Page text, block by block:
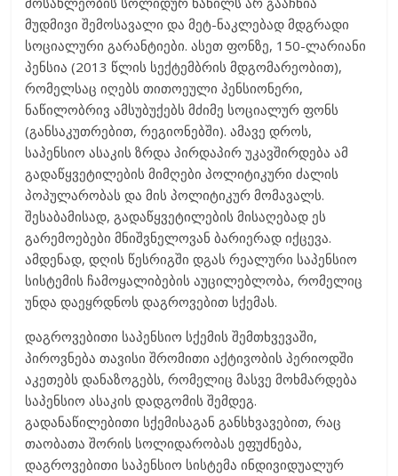
მუდმივი შემოსავალი და მეტ-ნაკლებად მდგრადი
სოციალური გარანტიები. ასეთ ფონზე, 150-ლარიანი
პენსია (2013 წლის სექტემბრის მდგომარეობით),
რომელსაც იღებს თითოეული პენსიონერი,
ნაწილობრივ ამსუბუქებს მძიმე სოციალურ ფონს
(განსაკუთრებით, რეგიონებში). ამავე დროს,
საპენსიო ასაკის ზრდა პირდაპირ უკავშირდება ამ
გადაწყვეტილების მიმღები პოლიტიკური ძალის
პოპულარობას და მის პოლიტიკურ მომავალს.
შესაბამისად, გადაწყვეტილების მისაღებად ეს
გარემოებები მნიშვნელოვან ბარიერად იქცევა.
ამდენად, დღის წესრიგში დგას რეალური საპენსიო
სისტემის ჩამოყალიბების აუცილებლობა, რომელიც
უნდა დაეყრდნოს დაგროვებით სქემას.
დაგროვებითი საპენსიო სქემის შემთხვევაში,
პიროვნება თავისი შრომითი აქტივობის პერიოდში
აკეთებს დანაზოგებს, რომელიც მასვე მოხმარდება
საპენსიო ასაკის დადგომის შემდეგ.
გადანაწილებითი სქემისაგან განსხვავებით, რაც
თაობათა შორის სოლიდარობას ეფუძნება,
დაგროვებითი საპენსიო სისტემა ინდივიდუალურ